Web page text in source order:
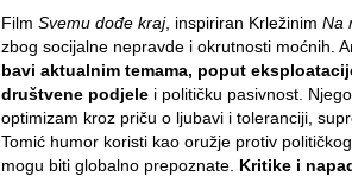
Film Svemu dođe kraj, inspiriran Krležinim Na
zbog socijalne nepravde i okrutnosti moćnih.
bavi aktualnim temama, poput
društvene podjele i političku pasivnost.
optimizam kroz priču o ljubavi i toleranciji,
Tomić humor koristi kao oružje protiv
mogu biti globalno prepoznate. Kritike i